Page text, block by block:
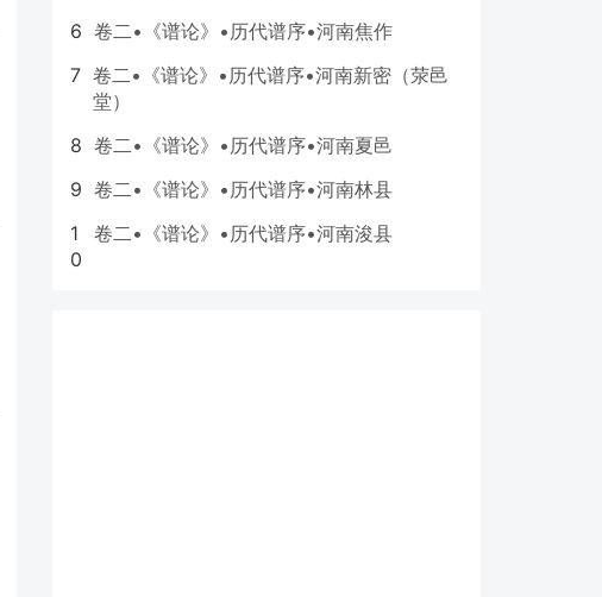
6 卷二•《谱论》•历代谱序•河南焦作
7 卷二•《谱论》•历代谱序•河南新密（荥邑
堂）
8 卷二•《谱论》•历代谱序•河南夏邑
9 卷二•《谱论》•历代谱序•河南林县
1
0
卷二•《谱论》•历代谱序•河南浚县